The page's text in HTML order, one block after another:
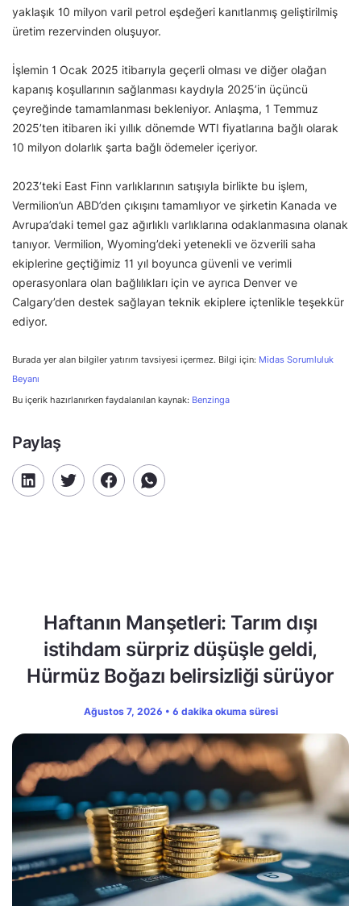
yaklaşık 10 milyon varil petrol eşdeğeri kanıtlanmış geliştirilmiş
üretim rezervinden oluşuyor.
İşlemin 1 Ocak 2025 itibarıyla geçerli olması ve diğer olağan
kapanış koşullarının sağlanması kaydıyla 2025’in üçüncü
çeyreğinde tamamlanması bekleniyor. Anlaşma, 1 Temmuz
2025’ten itibaren iki yıllık dönemde WTI fiyatlarına bağlı olarak
10 milyon dolarlık şarta bağlı ödemeler içeriyor.
2023’teki East Finn varlıklarının satışıyla birlikte bu işlem,
Vermilion’un ABD’den çıkışını tamamlıyor ve şirketin Kanada ve
Avrupa’daki temel gaz ağırlıklı varlıklarına odaklanmasına olanak
tanıyor. Vermilion, Wyoming’deki yetenekli ve özverili saha
ekiplerine geçtiğimiz 11 yıl boyunca güvenli ve verimli
operasyonlara olan bağlılıkları için ve ayrıca Denver ve
Calgary’den destek sağlayan teknik ekiplere içtenlikle teşekkür
ediyor.
Burada yer alan bilgiler yatırım tavsiyesi içermez. Bilgi için: Midas Sorumluluk
Beyanı
Bu içerik hazırlanırken faydalanılan kaynak: Benzinga
Paylaş
Haftanın Manşetleri: Tarım dışı
istihdam sürpriz düşüşle geldi,
Hürmüz Boğazı belirsizliği sürüyor
Ağustos 7, 2026 • 6 dakika okuma süresi